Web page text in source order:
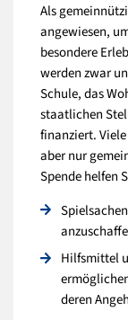
Als
angewiesen,
besondere
werden zwar
Schule, das
staatlichen
finanziert.
aber nur
Spende helfen
Hilfsmittel
deren